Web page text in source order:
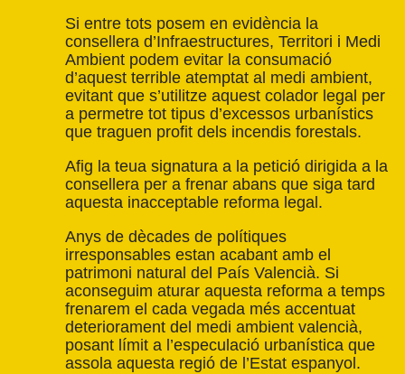
Si entre tots posem en evidència la
consellera d’Infraestructures, Territori i Medi
Ambient podem evitar la consumació
d’aquest terrible atemptat al medi ambient,
evitant que s’utilitze aquest colador legal per
a permetre tot tipus d’excessos urbanístics
que traguen profit dels incendis forestals.
Afig la teua signatura a la petició dirigida a la
consellera per a frenar abans que siga tard
aquesta inacceptable reforma legal.
Anys de dècades de polítiques
irresponsables estan acabant amb el
patrimoni natural del País Valencià. Si
aconseguim aturar aquesta reforma a temps
frenarem el cada vegada més accentuat
deteriorament del medi ambient valencià,
posant límit a l’especulació urbanística que
assola aquesta regió de l’Estat espanyol.